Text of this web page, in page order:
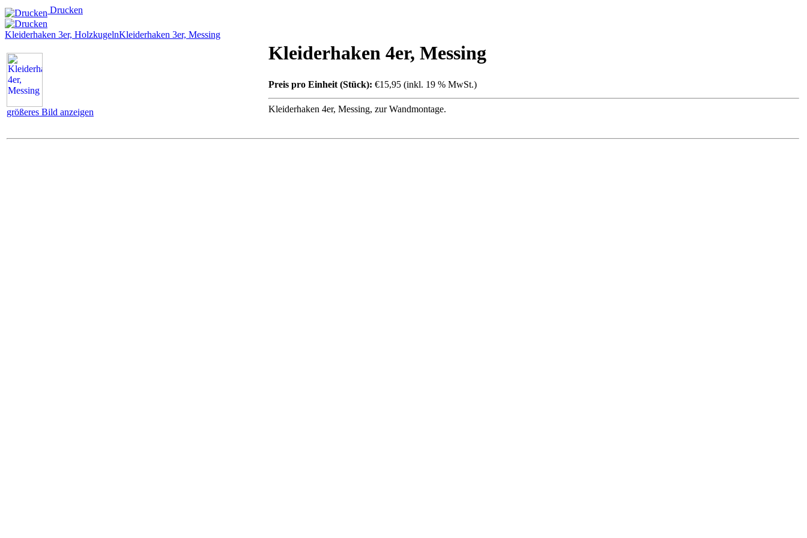
Drucken
Kleiderhaken 3er, HolzkugelnKleiderhaken 3er, Messing
größeres Bild anzeigen
Kleiderhaken 4er, Messing
Preis pro Einheit (Stück): €15,95 (inkl. 19 % MwSt.)
Kleiderhaken 4er, Messing, zur Wandmontage.